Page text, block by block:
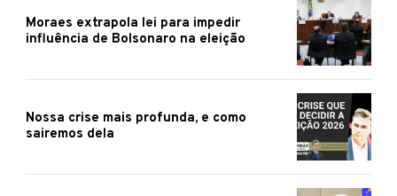
Moraes extrapola lei para impedir
influência de Bolsonaro na eleição
Nossa crise mais profunda, e como
sairemos dela